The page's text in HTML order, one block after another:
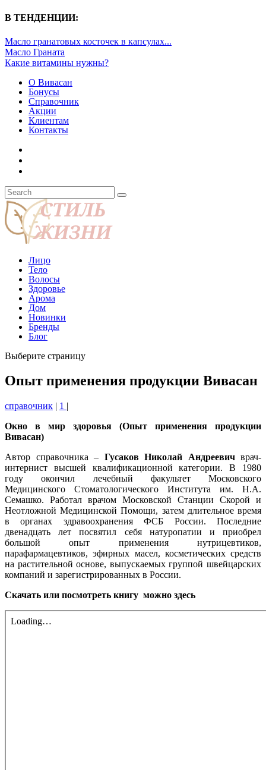
В ТЕНДЕНЦИИ:
Масло гранатовых косточек в капсулах...
Масло Граната
Какие витамины нужны?
О Вивасан
Бонусы
Справочник
Акции
Клиентам
Контакты
Лицо
Тело
Волосы
Здоровье
Арома
Дом
Новинки
Бренды
Блог
Выберите страницу
Опыт применения продукции Вивасан
справочник | 1 |
Окно в мир здоровья (Опыт применения продукции
Вивасан)
Автор справочника – Гусаков Николай Андреевичврач-
интернист высшей квалификационной категории. В 1980
году окончил лечебный факультет Московского
Медицинского Стоматологического Института им. H.A.
Семашко. Работал врачом Московской Станции Скорой и
Неотложной Медицинской Помощи, затем длительное время
в органах здравоохранения ФСБ России. Последние
двенадцать лет посвятил себя натуропатии и приобрел
большой опыт применения нутрицевтиков,
парафармацевтиков, эфирных масел, косметических средств
на растительной основе, выпускаемых группой швейцарских
компаний и зарегистрированных в России.
Скачать или посмотреть книгу можно здесь